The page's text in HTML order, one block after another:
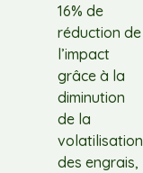
16% de
réduction de
l’impact
grâce à la
diminution
de la
volatilisation
des engrais,